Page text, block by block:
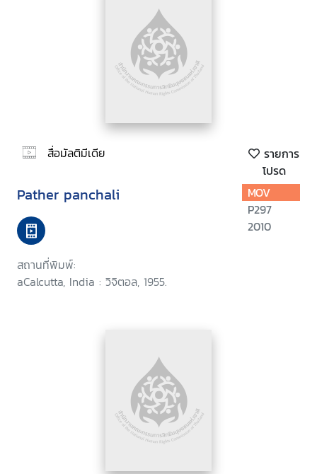
สื่อมัลติมีเดีย
รายการ
โปรด
Pather panchali
สถานที่พิมพ์:
aCalcutta, India : วิจิตอล, 1955.
MOV
P297
2010